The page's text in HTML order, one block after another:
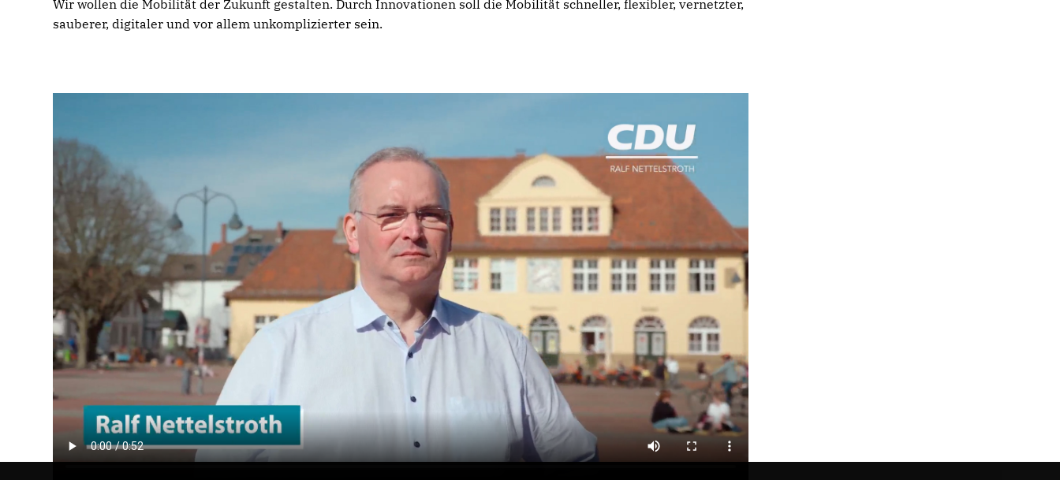
Wir wollen die Mobilität der Zukunft gestalten. Durch Innovationen soll die Mobilität schneller, flexibler, vernetzter,
sauberer, digitaler und vor allem unkomplizierter sein.